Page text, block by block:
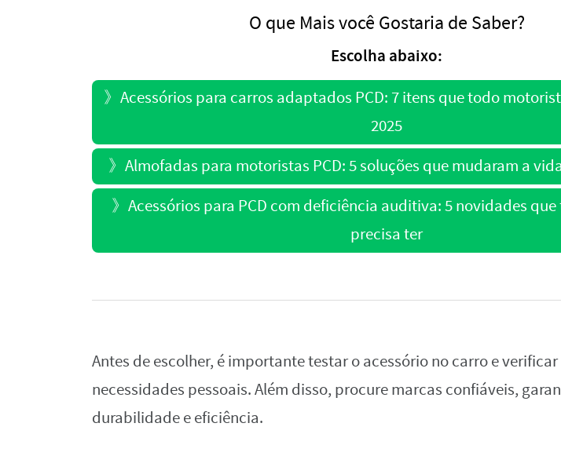
O que Mais você Gostaria de Saber?
Escolha abaixo:
》 Acessórios para carros adaptados PCD: 7 itens que todo
2025
》 Almofadas para motoristas PCD: 5 soluções que mudaram a
》 Acessórios para PCD com deficiência auditiva: 5 novidades
precisa ter
Antes de escolher, é importante testar o acessório no carro e verificar
necessidades pessoais. Além disso, procure marcas confiáveis,
durabilidade e eficiência.